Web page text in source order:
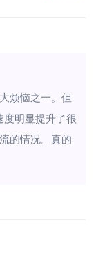
烦恼之一。但
明显提升了很
的情况。真的